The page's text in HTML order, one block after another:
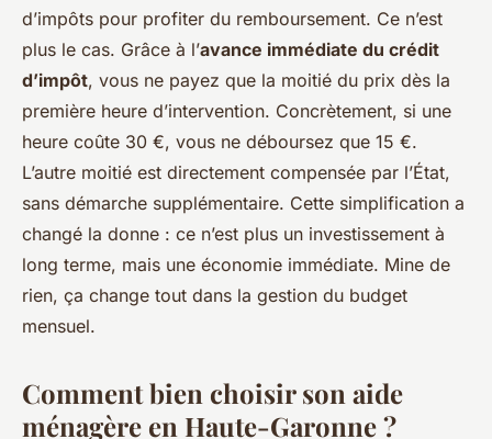
d’impôts pour profiter du remboursement. Ce n’est
plus le cas. Grâce à l’avance immédiate du crédit
d’impôt, vous ne payez que la moitié du prix dès la
première heure d’intervention. Concrètement, si une
heure coûte 30 €, vous ne déboursez que 15 €.
L’autre moitié est directement compensée par l’État,
sans démarche supplémentaire. Cette simplification a
changé la donne : ce n’est plus un investissement à
long terme, mais une économie immédiate. Mine de
rien, ça change tout dans la gestion du budget
mensuel.
Comment bien choisir son aide
ménagère en Haute-Garonne ?